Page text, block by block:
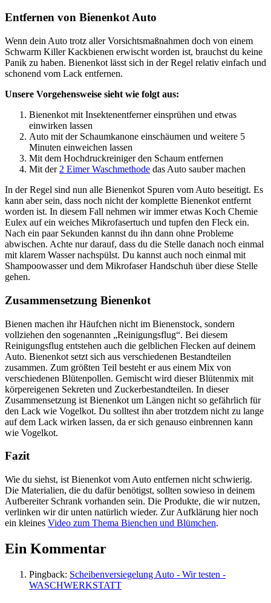
Entfernen von Bienenkot Auto
Wenn dein Auto trotz aller Vorsichtsmaßnahmen doch von einem
Schwarm Killer Kackbienen erwischt worden ist, brauchst du keine
Panik zu haben. Bienenkot lässt sich in der Regel relativ einfach und
schonend vom Lack entfernen.
Unsere Vorgehensweise sieht wie folgt aus:
Bienenkot mit Insektenentferner einsprühen und etwas
einwirken lassen
Auto mit der Schaumkanone einschäumen und weitere 5
Minuten einweichen lassen
Mit dem Hochdruckreiniger den Schaum entfernen
Mit der 2 Eimer Waschmethode das Auto sauber machen
In der Regel sind nun alle Bienenkot Spuren vom Auto beseitigt. Es
kann aber sein, dass noch nicht der komplette Bienenkot entfernt
worden ist. In diesem Fall nehmen wir immer etwas Koch Chemie
Eulex auf ein weiches Mikrofasertuch und tupfen den Fleck ein.
Nach ein paar Sekunden kannst du ihn dann ohne Probleme
abwischen. Achte nur darauf, dass du die Stelle danach noch einmal
mit klarem Wasser nachspülst. Du kannst auch noch einmal mit
Shampoowasser und dem Mikrofaser Handschuh über diese Stelle
gehen.
Zusammensetzung Bienenkot
Bienen machen ihr Häufchen nicht im Bienenstock, sondern
vollziehen den sogenannten „Reinigungsflug“. Bei diesem
Reinigungsflug entstehen auch die gelblichen Flecken auf deinem
Auto. Bienenkot setzt sich aus verschiedenen Bestandteilen
zusammen. Zum größten Teil besteht er aus einem Mix von
verschiedenen Blütenpollen. Gemischt wird dieser Blütenmix mit
körpereigenen Sekreten und Zuckerbestandteilen. In dieser
Zusammensetzung ist Bienenkot um Längen nicht so gefährlich für
den Lack wie Vogelkot. Du solltest ihn aber trotzdem nicht zu lange
auf dem Lack wirken lassen, da er sich genauso einbrennen kann
wie Vogelkot.
Fazit
Wie du siehst, ist Bienenkot vom Auto entfernen nicht schwierig.
Die Materialien, die du dafür benötigst, sollten sowieso in deinem
Aufbereiter Schrank vorhanden sein. Die Produkte, die wir nutzen,
verlinken wir dir unten natürlich wieder. Zur Aufklärung hier noch
ein kleines Video zum Thema Bienchen und Blümchen.
Ein Kommentar
Pingback: Scheibenversiegelung Auto - Wir testen -
WASCHWERKSTATT